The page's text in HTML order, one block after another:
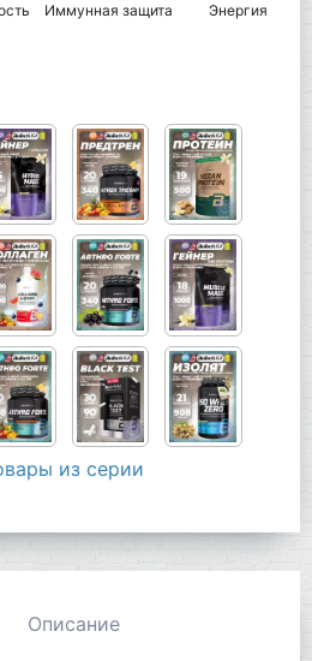
Иммунная защита Энергия
из серии
Описание